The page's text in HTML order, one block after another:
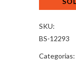
sintético
quantidade
SKU:
BS-12293
Categorias: